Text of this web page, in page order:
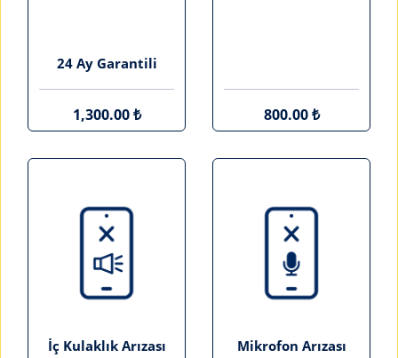
24 Ay Garantili
1,300.00 ₺ 800.00 ₺
İç Kulaklık Arızası Mikrofon Arızası